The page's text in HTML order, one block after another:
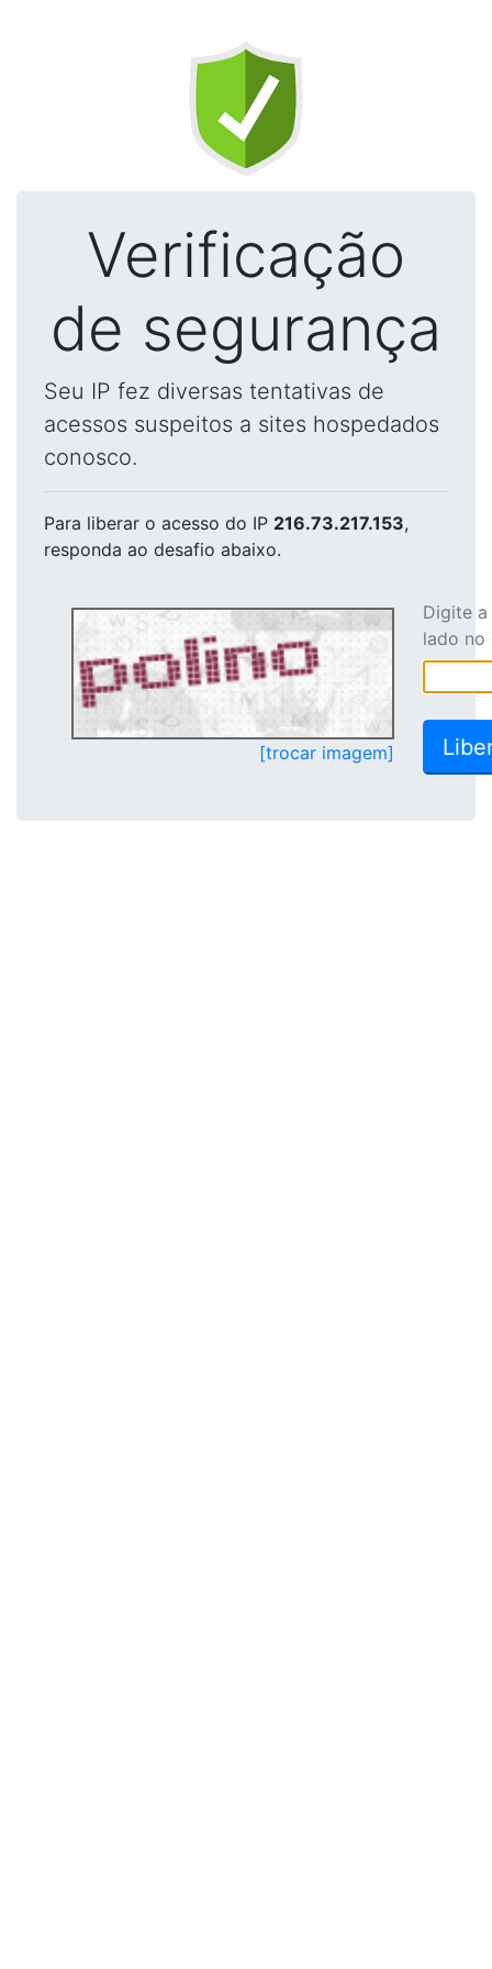
Verificação
de segurança
Seu IP fez diversas tentativas de
acessos suspeitos a sites hospedados
conosco.
Para liberar o acesso do IP 216.73.217.153,
responda ao desafio abaixo.
[trocar imagem]
Digite
lado no